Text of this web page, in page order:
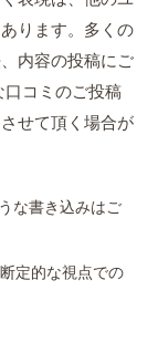
ります。多くの
内容の投稿にご
口コミのご投稿
せて頂く場合が
な書き込みはご
定的な視点での